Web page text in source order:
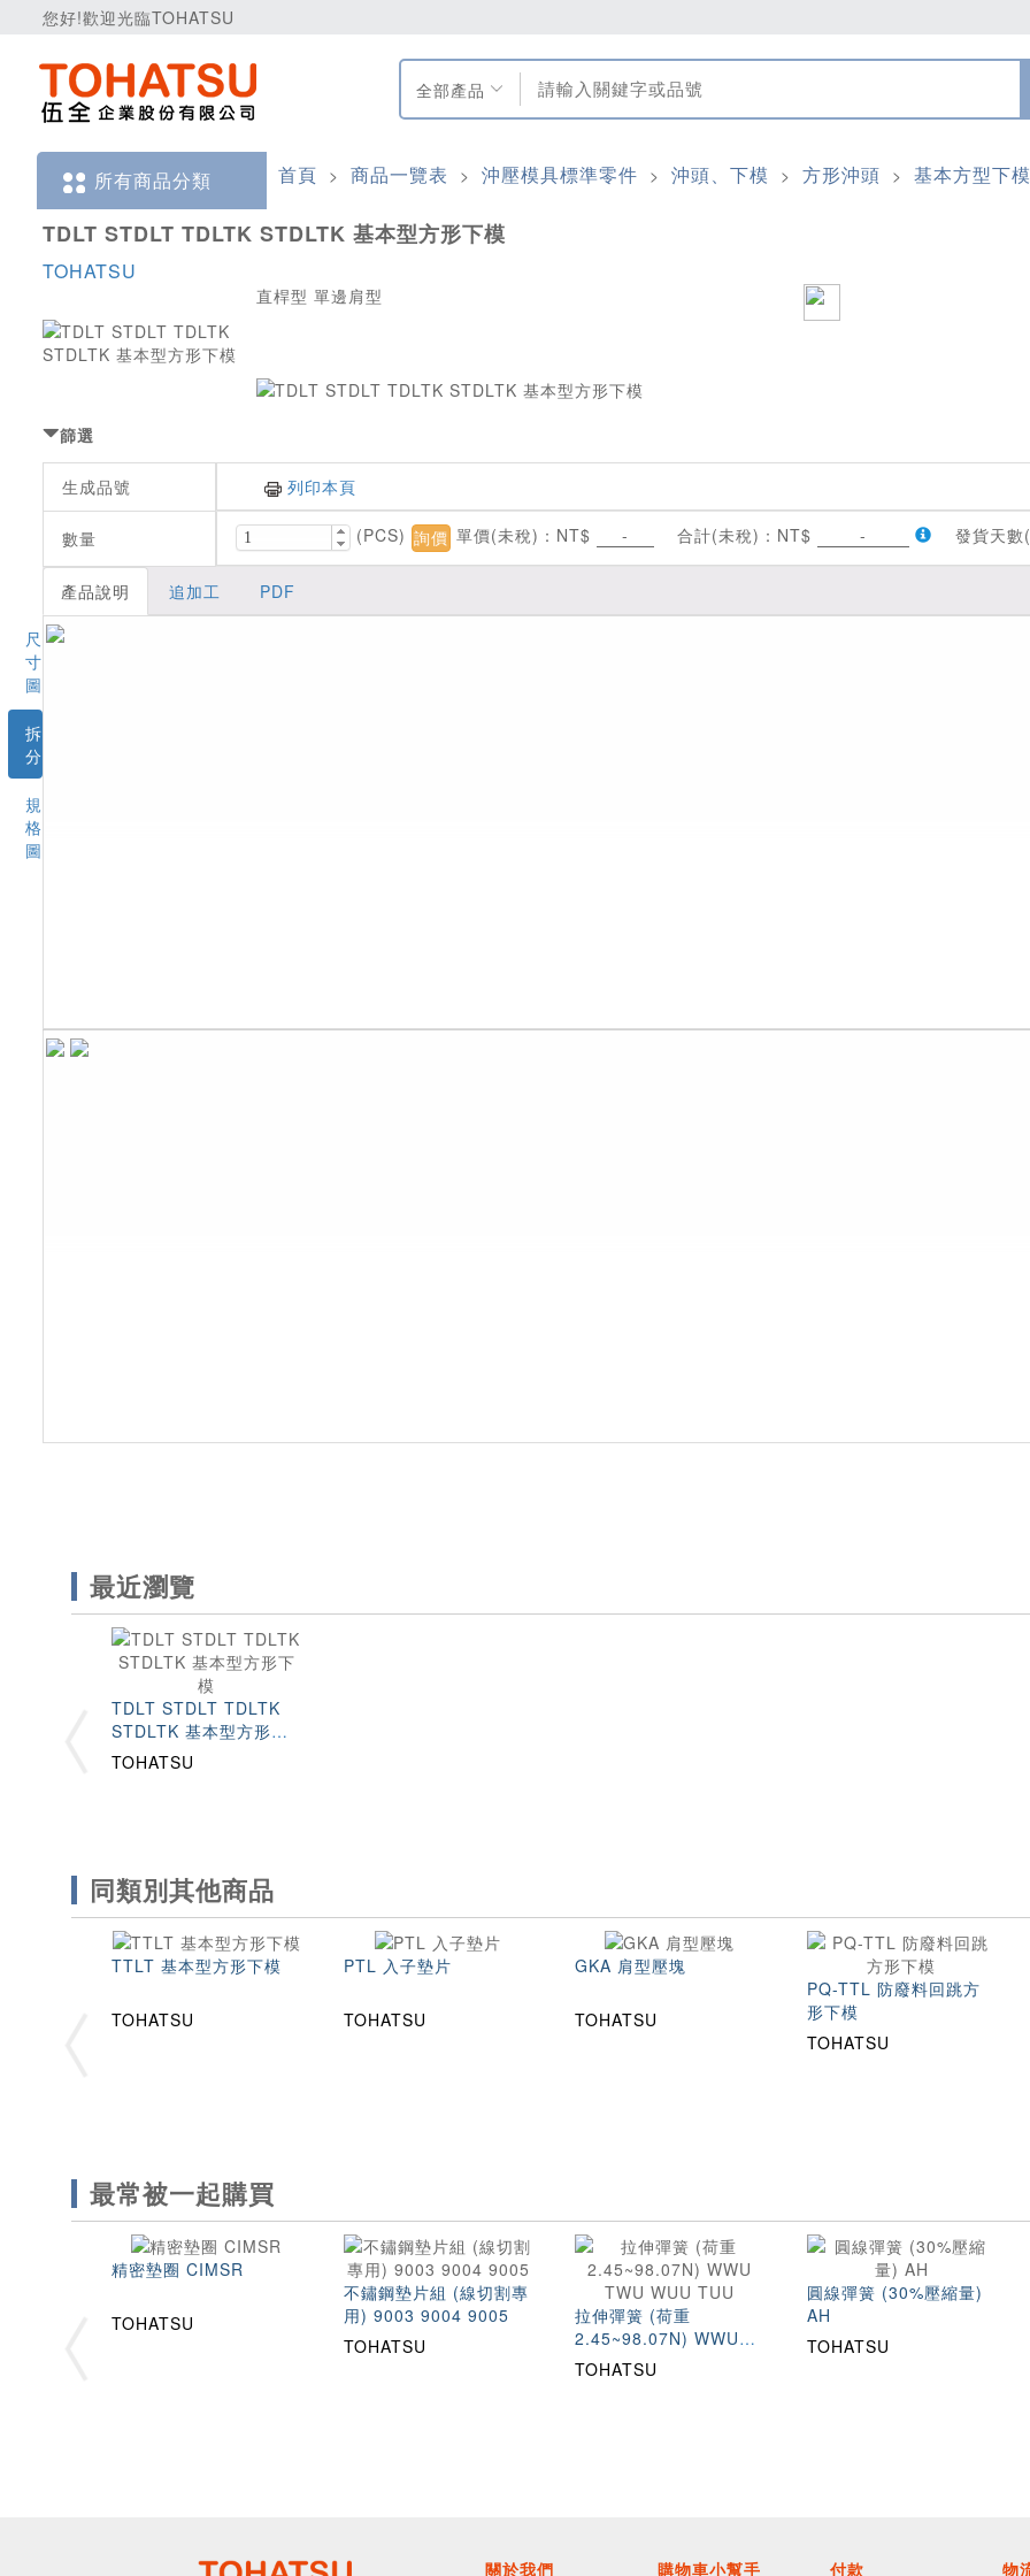
您好!歡迎光臨TOHATSU
全部產品
所有商品分類 首頁 > 商品一覽表 > 沖壓模具標準零件 > 沖頭、下模 > 方形沖頭 > 基本方型下模
TDLT STDLT TDLTK STDLTK 基本型方形下模
TOHATSU
直桿型 單邊肩型
篩選
生成品號 列印本頁
數量 (PCS) 詢價單價(未稅)：NT$ - 合計(未稅)：NT$ - 發貨天
產品說明 追加工 PDF
尺
寸
圖
拆
分
規
格
圖
最近瀏覽
TDLT STDLT TDLTK
STDLTK 基本型方形下
模
TOHATSU
同類別其他商品
TTLT 基本型方形下模
TOHATSU
PTL 入子墊片
TOHATSU
GKA 肩型壓塊
TOHATSU
PQ-TTL 防廢料回跳方
形下模
TOHATSU
最常被一起購買
精密墊圈 CIMSR
TOHATSU
不鏽鋼墊片組 (線切割專
用) 9003 9004 9005
TOHATSU
拉伸彈簧 (荷重
2.45~98.07N) WWU
TWU WUU TUU
TOHATSU
圓線彈簧 (30%壓縮量)
AH
TOHATSU
關於我們 購物車小幫手 付款 物